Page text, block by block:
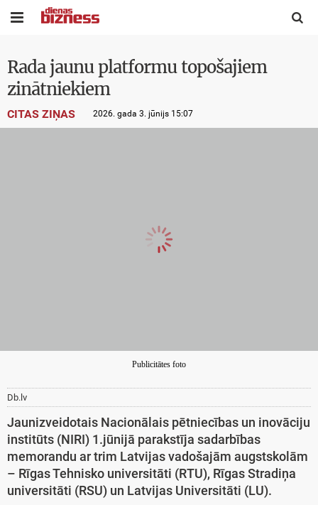
 
Rada jaunu platformu topošajiem
zinātniekiem
CITAS ZIŅAS 2026. gada 3. jūnijs 15:07
Publicitātes foto
Db.lv
Jaunizveidotais Nacionālais pētniecības un inovāciju
institūts (NIRI) 1.jūnijā parakstīja sadarbības
memorandu ar trim Latvijas vadošajām augstskolām
– Rīgas Tehnisko universitāti (RTU), Rīgas Stradiņa
universitāti (RSU) un Latvijas Universitāti (LU).